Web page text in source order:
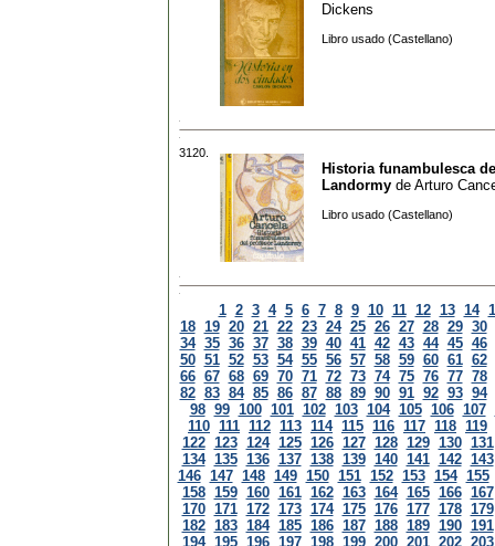
Dickens
Libro usado (Castellano)
3120.
Historia funambulesca
Landormy de Arturo
Libro usado (Castellano)
1 2 3 4 5 6 7 8 9 10 11 12 13 14
18 19 20 21 22 23 24 25 26 27 28 29 30
34 35 36 37 38 39 40 41 42 43 44 45 46
50 51 52 53 54 55 56 57 58 59 60 61 62
66 67 68 69 70 71 72 73 74 75 76 77 78
82 83 84 85 86 87 88 89 90 91 92 93 94
98 99 100 101 102 103 104 105 106 107
110 111 112 113 114 115 116 117 118 119
122 123 124 125 126 127 128 129 130 131
134 135 136 137 138 139 140 141 142 143
146 147 148 149 150 151 152 153 154 155
158 159 160 161 162 163 164 165 166 167
170 171 172 173 174 175 176 177 178 179
182 183 184 185 186 187 188 189 190 191
194 195 196 197 198 199 200 201 202 203